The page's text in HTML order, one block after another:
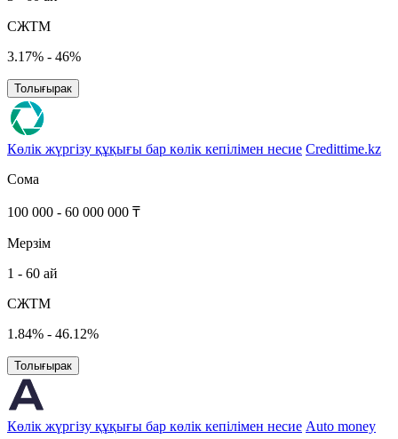
СЖТМ
3.17% - 46%
Толығырак
Көлік жүргізу құқығы бар көлік кепілімен несие Credittime.kz
Сома
100 000 - 60 000 000 ₸
Мерзім
1 - 60 ай
СЖТМ
1.84% - 46.12%
Толығырак
Көлік жүргізу құқығы бар көлік кепілімен несие Auto money